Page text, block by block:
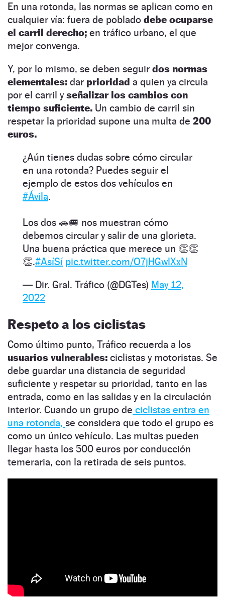
En una rotonda, las normas se aplican como en
cualquier vía: fuera de poblado debe ocuparse
el carril derecho; en tráfico urbano, el que
mejor convenga.
Y, por lo mismo, se deben seguir dos normas
elementales: dar prioridad a quien ya circula
por el carril yseñalizar los cambios con
tiempo suficiente. Un cambio de carril sin
respetar la prioridad supone una multa de 200
euros.
¿Aún tienes dudas sobre cómo circular
en una rotonda? Puedes seguir el
ejemplo de estos dos vehículos en
#Ávila.
Los dos 🚗🚐 nos muestran cómo
debemos circular y salir de una glorieta.
Una buena práctica que merece un 👏👏
👏.#AsíSí pic.twitter.com/O7jHGwlXxN
— Dir. Gral. Tráfico (@DGTes) May 12,
2022
Respeto a los ciclistas
Como último punto, Tráfico recuerda a los
usuarios vulnerables: ciclistas y motoristas. Se
debe guardar una distancia de seguridad
suficiente y respetar su prioridad, tanto en las
entrada, como en las salidas y en la circulación
interior. Cuando un grupo de ciclistas entra en
una rotonda, se considera que todo el grupo es
como un único vehículo. Las multas pueden
llegar hasta los 500 euros por conducción
temeraria, con la retirada de seis puntos.